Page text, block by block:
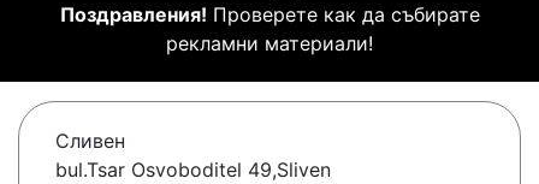
Поздравления! Проверете как да събирате
рекламни материали!
Сливен
bul.Tsar Osvoboditel 49,Sliven